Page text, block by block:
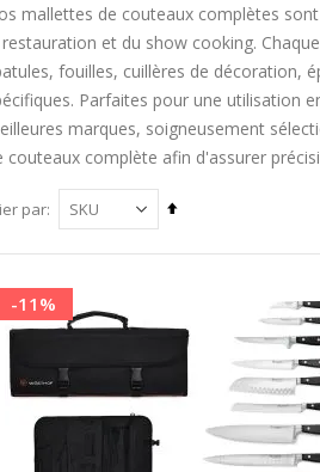
mallettes de couteaux complètes
et du show cooking.
fouilles, cuillères de décoration,
Parfaites pour une utilisation
marques, soigneusement
couteaux complète afin d'assurer
par
Ordre
-11%